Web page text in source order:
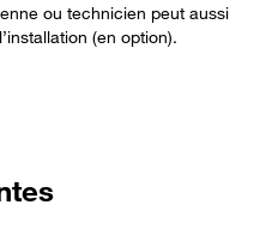
ou technicien peut aussi
(en option).